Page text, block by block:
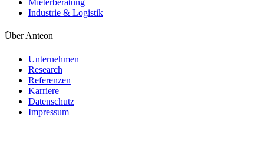
Mieterberatung
Industrie & Logistik
Über Anteon
Unternehmen
Research
Referenzen
Karriere
Datenschutz
Impressum